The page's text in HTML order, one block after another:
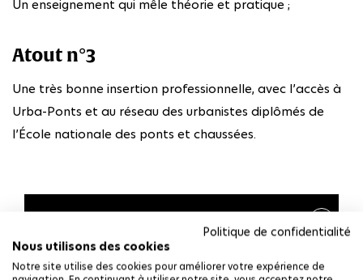
Politique de confidentialité
Nous utilisons des cookies
Notre site utilise des cookies pour améliorer votre expérience de
Un enseignement qui mêle théorie et pratique ;
Atout n°3
Une très bonne insertion professionnelle, avec l’accès à
Urba-Ponts et au réseau des urbanistes diplômés de
l’École nationale des ponts et chaussées.
La première année de master vise à l’acquisition d’un